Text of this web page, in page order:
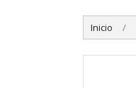
Inicio